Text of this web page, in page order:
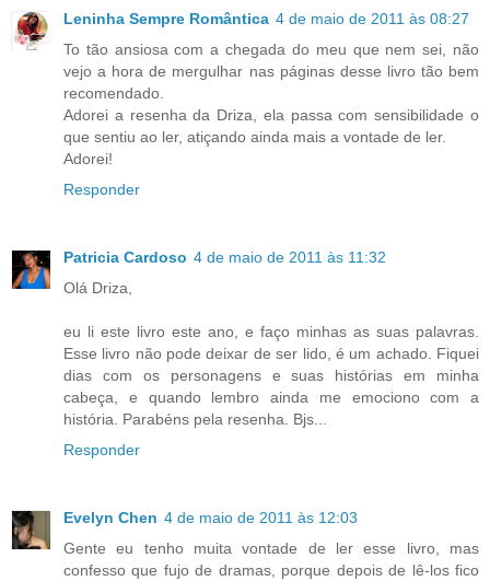
Leninha Sempre Romântica 4 de maio de 2011 às 08:27
To tão ansiosa com a chegada do meu que nem sei, não
vejo a hora de mergulhar nas páginas desse livro tão bem
recomendado.
Adorei a resenha da Driza, ela passa com sensibilidade o
que sentiu ao ler, atiçando ainda mais a vontade de ler.
Adorei!
Responder
Patricia Cardoso 4 de maio de 2011 às 11:32
Olá Driza,
eu li este livro este ano, e faço minhas as suas palavras.
Esse livro não pode deixar de ser lido, é um achado. Fiquei
dias com os personagens e suas histórias em minha
cabeça, e quando lembro ainda me emociono com a
história. Parabéns pela resenha. Bjs...
Responder
Evelyn Chen 4 de maio de 2011 às 12:03
Gente eu tenho muita vontade de ler esse livro, mas
confesso que fujo de dramas, porque depois de lê-los fico